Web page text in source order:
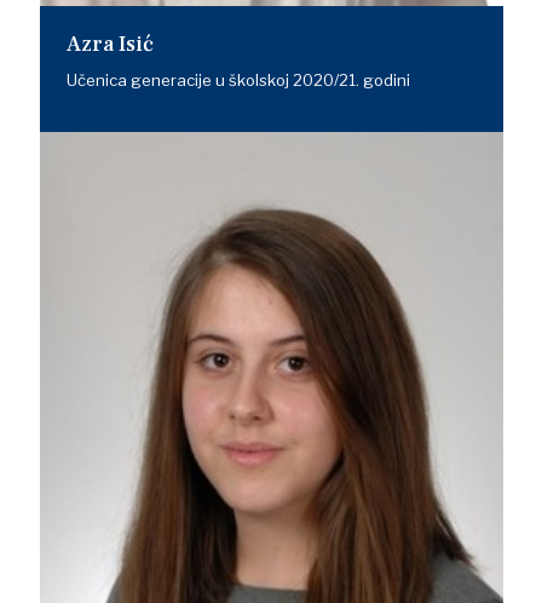
Azra Isić
Učenica generacije u školskoj 2020/21. godini